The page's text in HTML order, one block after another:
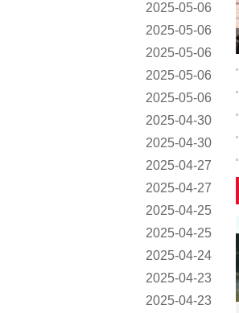
2025-05-06
2025-05-06
2025-05-06
2025-05-06
2025-05-06
2025-04-30
2025-04-30
2025-04-27
2025-04-27
2025-04-25
2025-04-25
2025-04-24
2025-04-23
2025-04-23